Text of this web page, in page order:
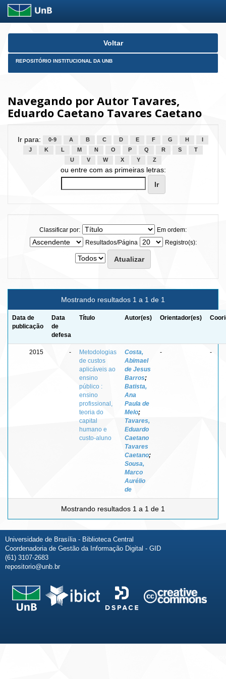
Skip
Voltar
REPOSITÓRIO INSTITUCIONAL DA UNB
Navegando por Autor Tavares,
Eduardo Caetano Tavares Caetano
Ir para: 0-9 A B C D E F G H
J
K L M N O P Q R S
T
U
V W X Y Z
ou entre com as primeiras letras:
Classificar por:
Em ordem:
Resultados/Página
Registro(s):
Mostrando resultados 1 a 1 de 1
Data de
publicação
Data
de
defesa
Título Autor(es) Orientador(es)
2015 -
Metodologias
de custos
aplicáveis ao
ensino
público :
ensino
profissional,
teoria do
capital
humano e
custo-aluno
Costa,
Abimael
de Jesus
Barros;
Batista,
Ana
Paula de
Melo;
Tavares,
Eduardo
Caetano
Tavares
Caetano;
Sousa,
Marco
Aurélio
de
- -
Mostrando resultados 1 a 1 de 1
Universidade de Brasília - Biblioteca Central
Coordenadoria de Gestão da Informação Digital - GID
(61) 3107-2683
repositorio@unb.br